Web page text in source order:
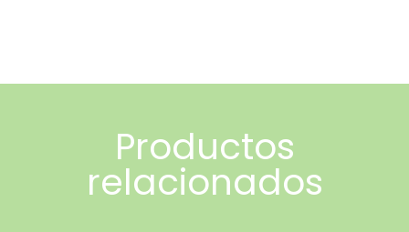
Productos
relacionados